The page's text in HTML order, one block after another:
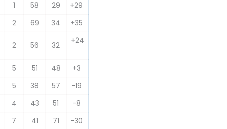
1 58 29 +29
2 69 34 +35
2 56 32 +24
5 51 48 +3
5 38 57 -19
4 43 51 -8
7 41 71 -30